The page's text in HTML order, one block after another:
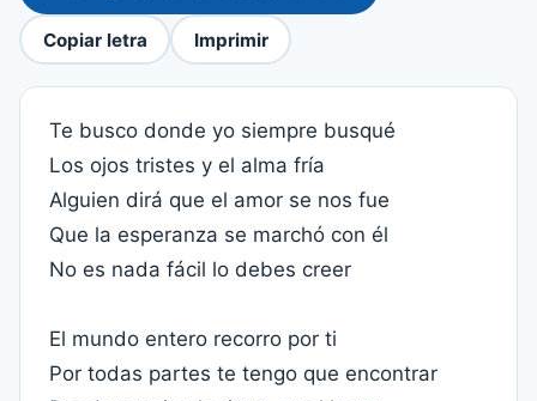
Copiar letra Imprimir
Te busco donde yo siempre busqué
Los ojos tristes y el alma fría
Alguien dirá que el amor se nos fue
Que la esperanza se marchó con él
No es nada fácil lo debes creer
El mundo entero recorro por ti
Por todas partes te tengo que encontrar